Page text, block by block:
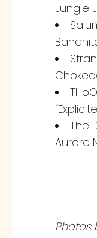
Jungle
´Explicite
The
Aurore
Photos